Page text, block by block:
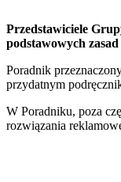
Przedstawiciele
podstawowych
Poradnik
przydatnym
W Poradniku, poza
rozwiązania